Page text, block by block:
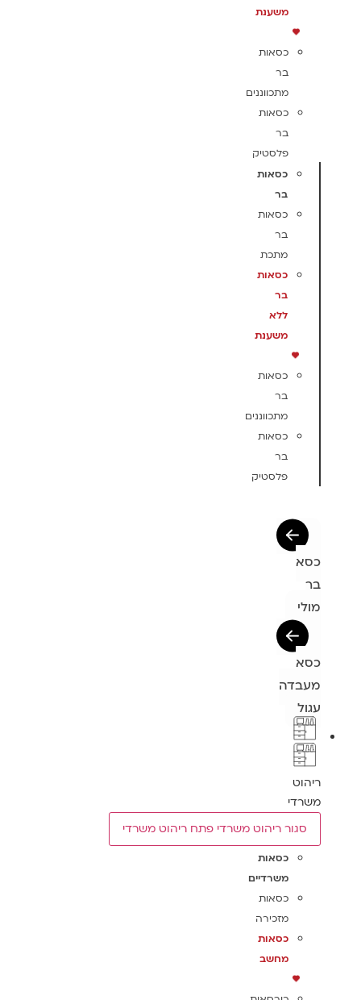
משענת
כסאות
בר
מתכווננים
כסאות
בר
פלסטיק
כסאות
בר
כסאות
בר
מתכת
כסאות
בר
ללא
משענת
כסאות
בר
מתכווננים
כסאות
בר
פלסטיק
כסא
בר
מולי
כסא
מעבדה
עגול
ריהוט
משרדי
סגור ריהוט משרדי פתח ריהוט משרדי
כסאות
משרדיים
כסאות
מזכירה
כסאות
מחשב